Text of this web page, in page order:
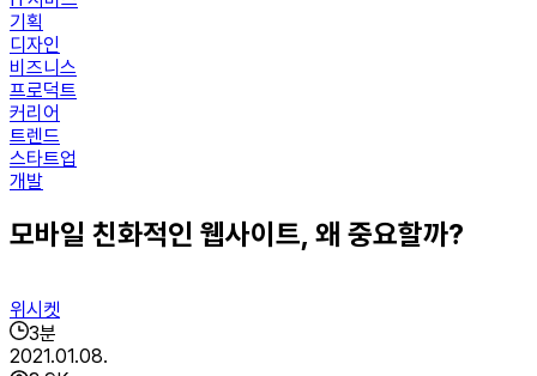
기획
디자인
비즈니스
프로덕트
커리어
트렌드
스타트업
개발
모바일 친화적인 웹사이트, 왜 중요할까?
위시켓
3분
2021.01.08.